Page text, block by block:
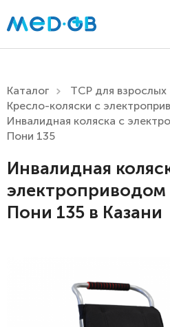
Каталог
ТСР для взрослых
Кресло-коляски с
Инвалидная коляска с
Пони 135
Инвалидная
Пони 135 в Казани